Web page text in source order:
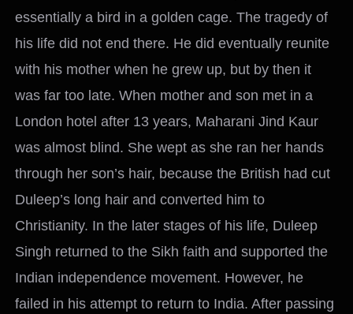
essentially a bird in a golden cage. The tragedy of
his life did not end there. He did eventually reunite
with his mother when he grew up, but by then it
was far too late. When mother and son met in a
London hotel after 13 years, Maharani Jind Kaur
was almost blind. She wept as she ran her hands
through her son’s hair, because the British had cut
Duleep’s long hair and converted him to
Christianity. In the later stages of his life, Duleep
Singh returned to the Sikh faith and supported the
Indian independence movement. However, he
failed in his attempt to return to India. After passing